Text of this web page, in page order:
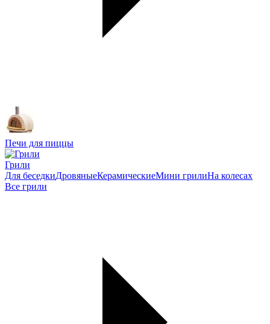
Печи для пиццы
Грили
Для беседкиДровяныеКерамическиеМини грилиНа колесах
Все грили